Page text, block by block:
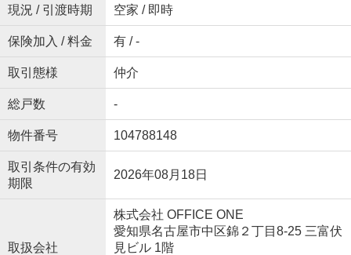
現況 / 引渡時期 空家 / 即時
保険加入 / 料金 有 / -
取引態様 仲介
総戸数 -
物件番号 104788148
取引条件の有効
期限
2026年08月18日
取扱会社
株式会社 OFFICE ONE
愛知県名古屋市中区錦２丁目8-25 三富伏
見ビル 1階